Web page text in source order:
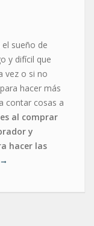
sueño de
y difícil que
vez o si no
hacer más
contar cosas a
al comprar
y
hacer las
→